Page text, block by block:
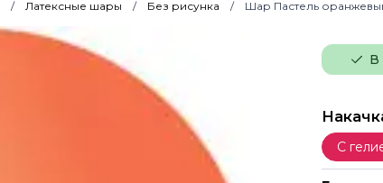
Латексные шары Без рисунка Шар Пастель
В
С